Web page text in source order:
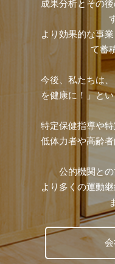
成果分析とその
より効果的な事
て蓄
今後、私たちは
を健康に！」と
特定保健指導や
低体力者や高齢
公的機関との
より多くの運動